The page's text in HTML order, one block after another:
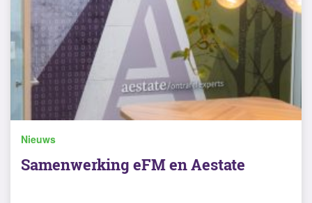
Nieuws
Samenwerking eFM en Aestate